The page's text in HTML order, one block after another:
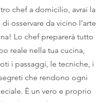
chef a domicilio, avrai la
osservare da vicino l’arte
Lo chef preparerà tutto
reale nella tua cucina,
i passaggi, le tecniche, i
che rendono ogni
È un vero e proprio